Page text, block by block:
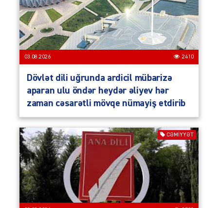
03.08.2026 2410
Dövlət dili uğrunda ardicil mübarizə
aparan ulu öndər heydər əliyev hər
zaman cəsarətli mövqe nümayiş etdirib
CƏMIYYƏT